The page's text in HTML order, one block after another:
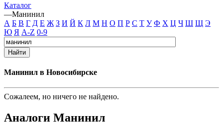
Каталог
—Манинил
А Б В Г Д Е Ж З И Й К Л М Н О П Р С Т У Ф Х Ц Ч Ш Щ Э
Ю Я A-Z 0-9
Найти
Манинил в Новосибирске
Сожалеем, но ничего не найдено.
Аналоги Манинил